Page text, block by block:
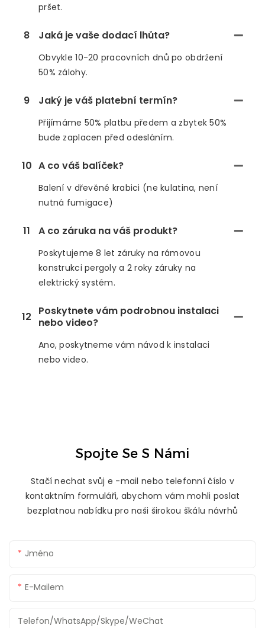
pršet.
8 Jaká je vaše dodací lhůta?
Obvykle 10-20 pracovních dnů po obdržení
50% zálohy.
9 Jaký je váš platební termín?
Přijímáme 50% platbu předem a zbytek 50%
bude zaplacen před odesláním.
10 A co váš balíček?
Balení v dřevěné krabici (ne kulatina, není
nutná fumigace)
11 A co záruka na váš produkt?
Poskytujeme 8 let záruky na rámovou
konstrukci pergoly a 2 roky záruky na
elektrický systém.
12
Poskytnete vám podrobnou instalaci
nebo video?
Ano, poskytneme vám návod k instalaci
nebo video.
Spojte Se S Námi
Stačí nechat svůj e -mail nebo telefonní číslo v
kontaktním formuláři, abychom vám mohli poslat
bezplatnou nabídku pro naši širokou škálu návrhů
Jméno
E-Mailem
Telefon/WhatsApp/Skype/WeChat